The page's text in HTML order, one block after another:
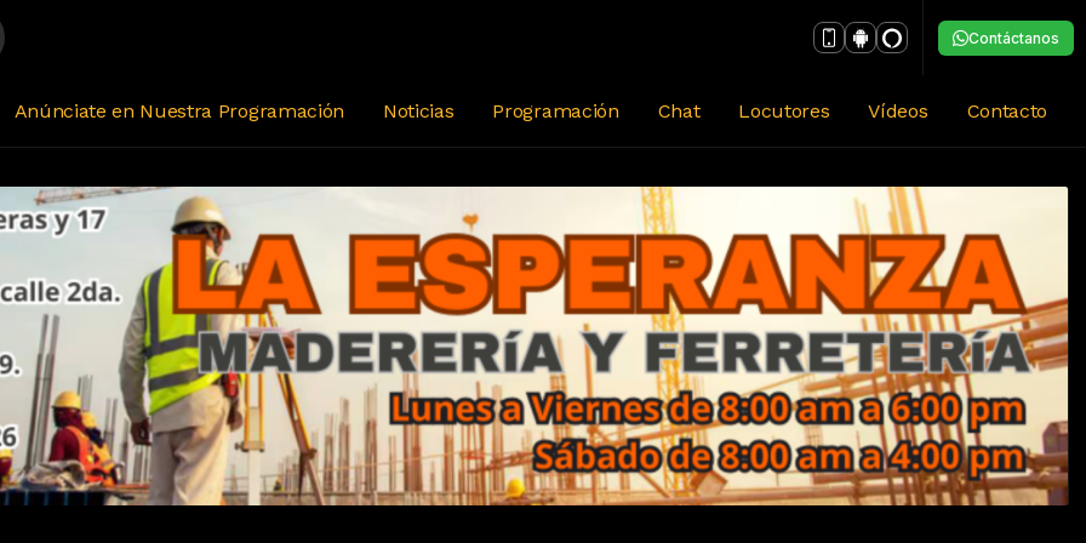
Contáctanos
Anúnciate en Nuestra Programación Noticias Programación Chat Locutores Vídeos Contacto